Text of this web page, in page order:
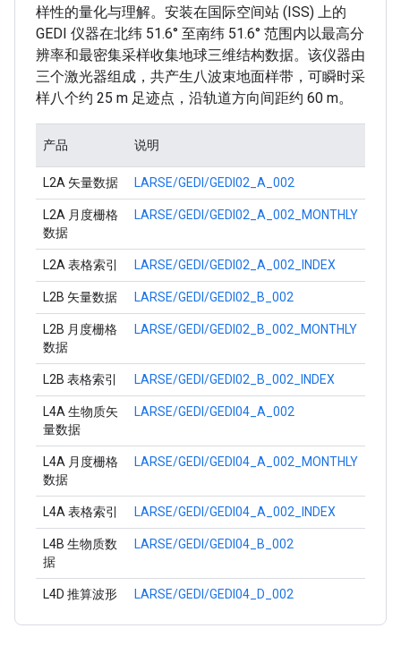
样性的量化与理解。安装在国际空间站 (ISS) 上的
GEDI 仪器在北纬 51.6° 至南纬 51.6° 范围内以最高分
辨率和最密集采样收集地球三维结构数据。该仪器由
三个激光器组成，共产生八波束地面样带，可瞬时采
样八个约 25 m 足迹点，沿轨道方向间距约 60 m。
产品 说明
L2A 矢量数据 LARSE/GEDI/GEDI02_A_002
L2A 月度栅格
数据
LARSE/GEDI/GEDI02_A_002_MONTHLY
L2A 表格索引 LARSE/GEDI/GEDI02_A_002_INDEX
L2B 矢量数据 LARSE/GEDI/GEDI02_B_002
L2B 月度栅格
数据
LARSE/GEDI/GEDI02_B_002_MONTHLY
L2B 表格索引 LARSE/GEDI/GEDI02_B_002_INDEX
L4A 生物质矢
量数据
LARSE/GEDI/GEDI04_A_002
L4A 月度栅格
数据
LARSE/GEDI/GEDI04_A_002_MONTHLY
L4A 表格索引 LARSE/GEDI/GEDI04_A_002_INDEX
L4B 生物质数
据
LARSE/GEDI/GEDI04_B_002
L4D 推算波形 LARSE/GEDI/GEDI04_D_002